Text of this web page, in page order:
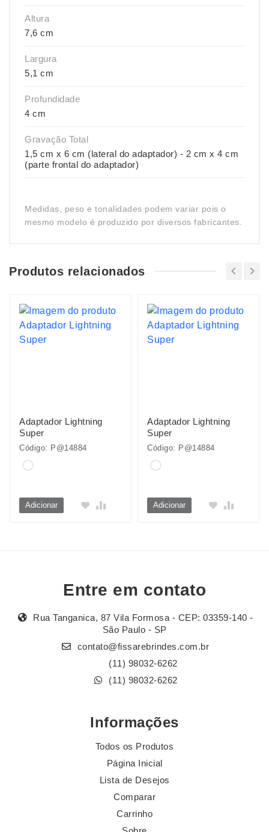
Altura
7,6 cm
Largura
5,1 cm
Profundidade
4 cm
Gravação Total
1,5 cm x 6 cm (lateral do adaptador) - 2 cm x 4 cm
(parte frontal do adaptador)
Medidas, peso e tonalidades podem variar pois o
mesmo modelo é produzido por diversos fabricantes.
Produtos relacionados
Adaptador Lightning
Super
Código: P@14884
Adicionar
Adaptador Lightning
Super
Código: P@14884
Adicionar
Entre em contato
Rua Tanganica, 87 Vila Formosa - CEP: 03359-140 -
São Paulo - SP
contato@fissarebrindes.com.br
(11) 98032-6262
(11) 98032-6262
Informações
Todos os Produtos
Página Inicial
Lista de Desejos
Comparar
Carrinho